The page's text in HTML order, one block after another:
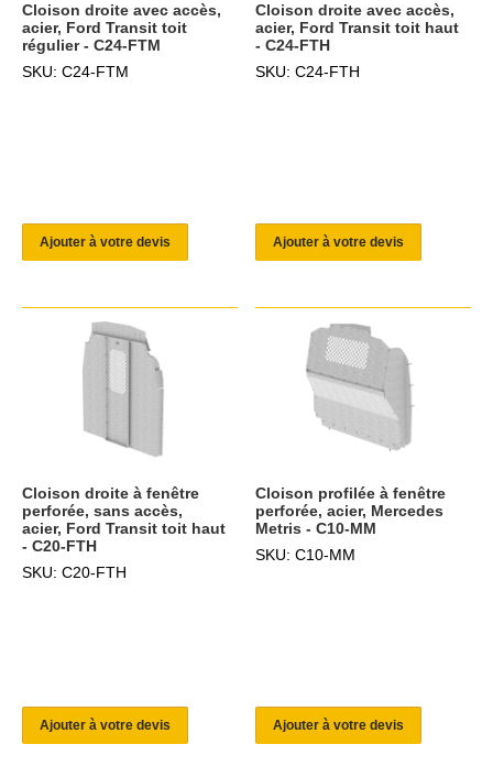
Cloison droite avec accès,
acier, Ford Transit toit
régulier - C24-FTM
SKU: C24-FTM
Ajouter à votre devis
Cloison droite avec accès,
acier, Ford Transit toit haut
- C24-FTH
SKU: C24-FTH
Ajouter à votre devis
Cloison droite à fenêtre
perforée, sans accès,
acier, Ford Transit toit haut
- C20-FTH
SKU: C20-FTH
Ajouter à votre devis
Cloison profilée à fenêtre
perforée, acier, Mercedes
Metris - C10-MM
SKU: C10-MM
Ajouter à votre devis